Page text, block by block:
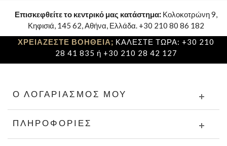
Επισκεφθείτε το κεντρικό μας κατάστημα: Κολοκοτρώνη 9,
Κηφισιά, 145 62, Αθήνα, Ελλάδα. +30 210 80 86 182
ΧΡΕΙΑΖΕΣΤΕ ΒΟΗΘΕΙΑ; ΚΑΛΕΣΤΕ ΤΩΡΑ: +30 210
28 41 835 ή +30 210 28 42 127
Ο ΛΟΓΑΡΙΑΣΜΌΣ ΜΟΥ
ΠΛΗΡΟΦΟΡΊΕΣ